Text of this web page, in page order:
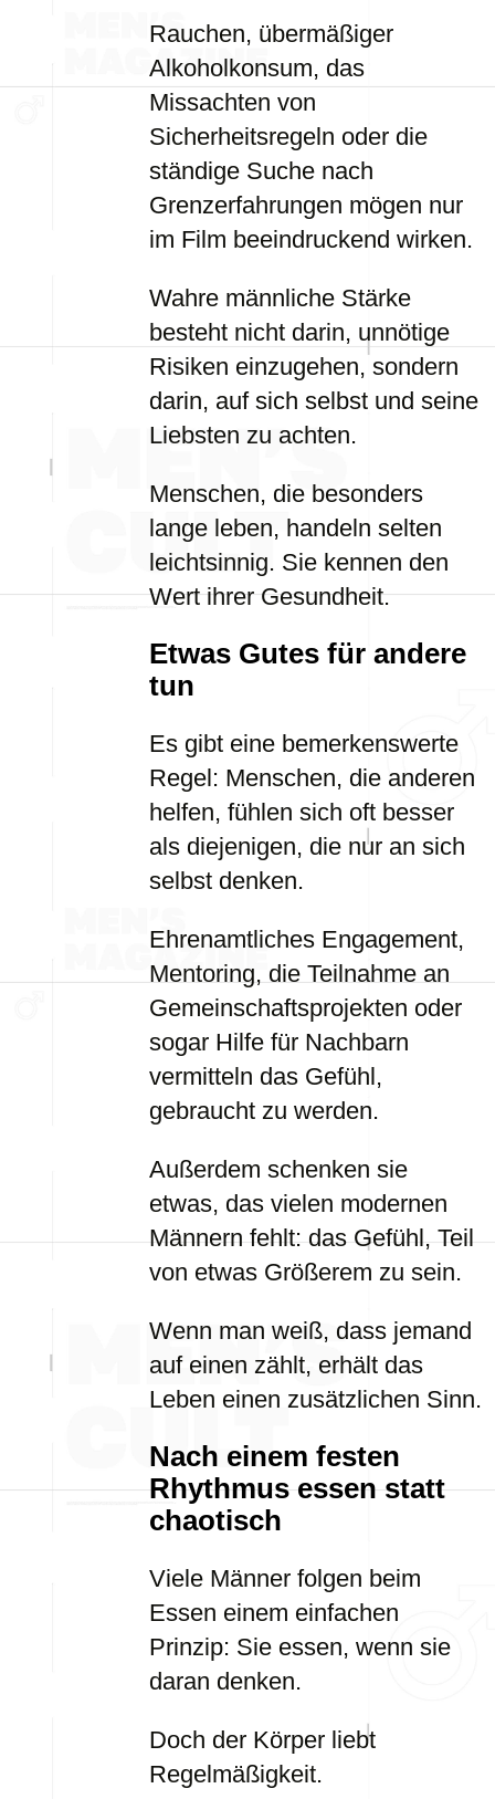
Rauchen, übermäßiger
Alkoholkonsum, das
Missachten von
Sicherheitsregeln oder die
ständige Suche nach
Grenzerfahrungen mögen nur
im Film beeindruckend wirken.
Wahre männliche Stärke
besteht nicht darin, unnötige
Risiken einzugehen, sondern
darin, auf sich selbst und seine
Liebsten zu achten.
Menschen, die besonders
lange leben, handeln selten
leichtsinnig. Sie kennen den
Wert ihrer Gesundheit.
Etwas Gutes für andere
tun
Es gibt eine bemerkenswerte
Regel: Menschen, die anderen
helfen, fühlen sich oft besser
als diejenigen, die nur an sich
selbst denken.
Ehrenamtliches Engagement,
Mentoring, die Teilnahme an
Gemeinschaftsprojekten oder
sogar Hilfe für Nachbarn
vermitteln das Gefühl,
gebraucht zu werden.
Außerdem schenken sie
etwas, das vielen modernen
Männern fehlt: das Gefühl, Teil
von etwas Größerem zu sein.
Wenn man weiß, dass jemand
auf einen zählt, erhält das
Leben einen zusätzlichen Sinn.
Nach einem festen
Rhythmus essen statt
chaotisch
Viele Männer folgen beim
Essen einem einfachen
Prinzip: Sie essen, wenn sie
daran denken.
Doch der Körper liebt
Regelmäßigkeit.